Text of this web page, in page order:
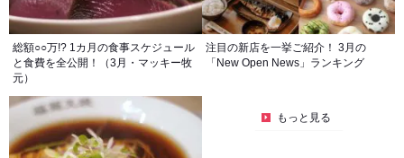
総額○○万!? 1カ月の食事スケジュール
と食費を全公開！（3月・マッキー牧
元）
注目の新店を一挙ご紹介！ 3月の
「New Open News」ランキング
もっと見る